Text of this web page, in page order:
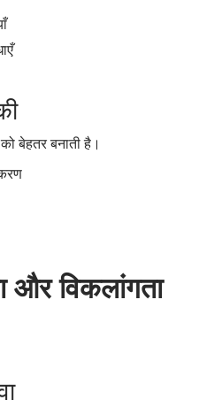
को बेहतर बनाती है।
और विकलांगता